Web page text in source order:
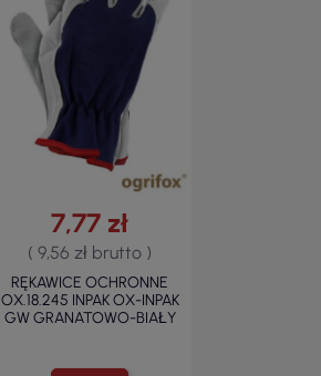
7,77 zł
( 9,56 zł brutto )
RĘKAWICE OCHRONNE
OX.18.245 INPAK OX-INPAK
GW GRANATOWO-BIAŁY